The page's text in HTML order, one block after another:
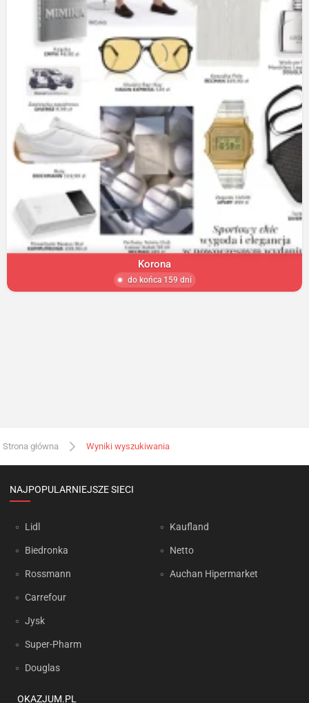
Korona
do końca 159 dni
Strona główna Wyniki wyszukiwania
NAJPOPULARNIEJSZE SIECI
Lidl
Biedronka
Rossmann
Carrefour
Jysk
Super-Pharm
Douglas
Kaufland
Netto
Auchan Hipermarket
OKAZJUM.PL